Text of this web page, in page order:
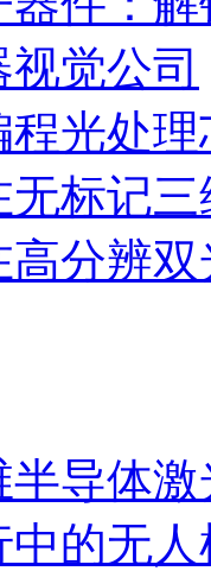
觉公司
光处
标记
高分辨
导体
中的无